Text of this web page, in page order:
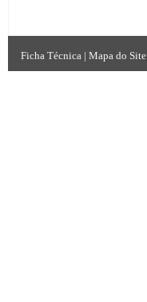
Ficha Técnica | Mapa do Site